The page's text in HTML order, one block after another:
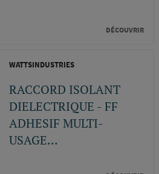
DÉCOUVRIR
WATTSINDUSTRIES
RACCORD ISOLANT
DIELECTRIQUE - FF
ADHESIF MULTI-
USAGE...